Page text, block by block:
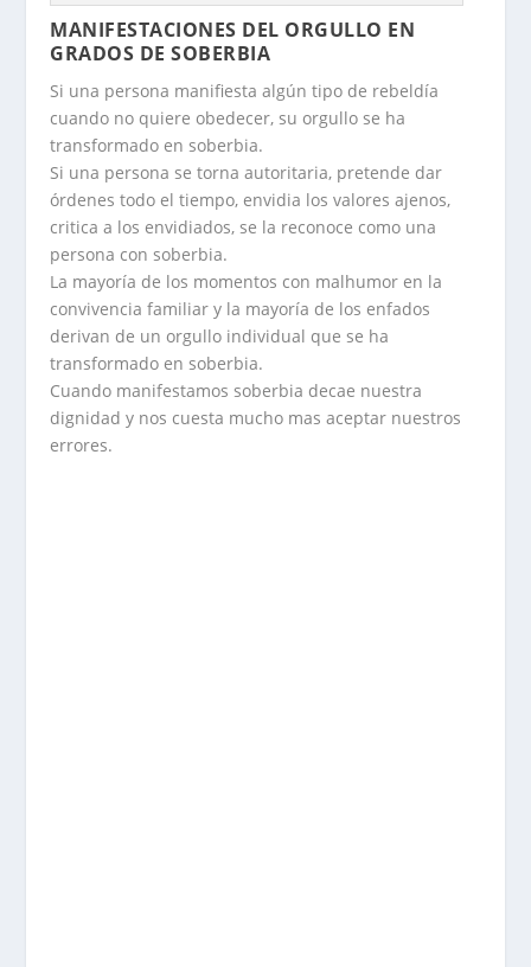
MANIFESTACIONES DEL ORGULLO EN
GRADOS DE SOBERBIA
Si una persona manifiesta algún tipo de rebeldía
cuando no quiere obedecer, su orgullo se ha
transformado en soberbia.
Si una persona se torna autoritaria, pretende dar
órdenes todo el tiempo, envidia los valores ajenos,
critica a los envidiados, se la reconoce como una
persona con soberbia.
La mayoría de los momentos con malhumor en la
convivencia familiar y la mayoría de los enfados
derivan de un orgullo individual que se ha
transformado en soberbia.
Cuando manifestamos soberbia decae nuestra
dignidad y nos cuesta mucho mas aceptar nuestros
errores.